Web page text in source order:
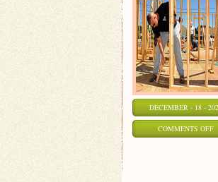
DECEMBER - 18 -
COMMENTS OFFON